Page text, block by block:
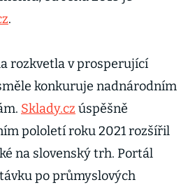
.
rozkvetla v prosperující
konkuruje nadnárodním
Sklady.cz úspěšně
pololetí roku 2021 rozšířil
na slovenský trh. Portál
po průmyslových